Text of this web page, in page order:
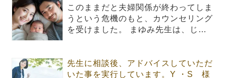
このままだと夫婦関係が終わってしま
うという危機のもと、カウンセリング
を受けました。 まゆみ先生は、じ…
先生に相談後、アドバイスしていただ
いた事を実行しています。Y ・S 様